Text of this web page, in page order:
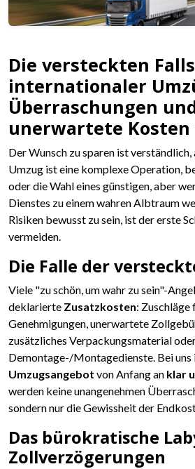
Die versteckten
internationaler
Überraschungen
unerwartete Kosten
Der Wunsch zu sparen ist
Umzug ist eine komplexe Operation,
oder die Wahl eines günstigen, aber
Dienstes zu einem wahren Albtraum
Risiken bewusst zu sein, ist der erste
vermeiden.
Die Falle der
Viele "zu schön, um wahr zu sein"-
deklarierte Zusatzkosten:
Genehmigungen, unerwartete
zusätzliches Verpackungsmaterial
Demontage-/Montagedienste. Bei uns
Umzugsangebot von Anfang an klar
werden keine unangenehmen
sondern nur die Gewissheit der
Das bürokratische
Zollverzögerungen